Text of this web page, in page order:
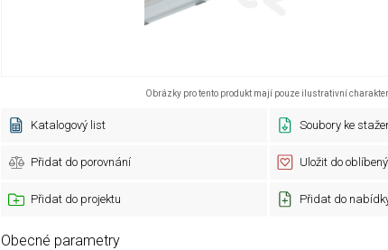
Obrázky pro tento produkt mají pouze ilustrativní charakter.
Katalogový list Soubory ke
Přidat do porovnání Uložit do
Přidat do projektu Přidat do
Obecné parametry